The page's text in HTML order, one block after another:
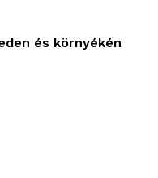
és környékén